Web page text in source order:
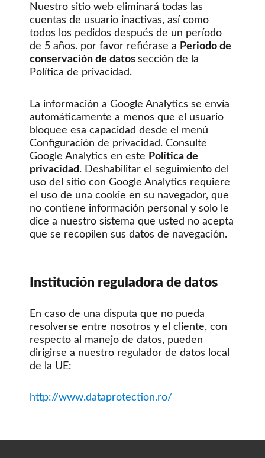
Nuestro sitio web eliminará todas las
cuentas de usuario inactivas, así como
todos los pedidos después de un período
de 5 años. por favor refiérase a Periodo de
conservación de datos sección de la
Política de privacidad.
La información a Google Analytics se envía
automáticamente a menos que el usuario
bloquee esa capacidad desde el menú
Configuración de privacidad. Consulte
Google Analytics en este Política de
privacidad . Deshabilitar el seguimiento del
uso del sitio con Google Analytics requiere
el uso de una cookie en su navegador, que
no contiene información personal y solo le
dice a nuestro sistema que usted no acepta
que se recopilen sus datos de navegación.
Institución reguladora de datos
En caso de una disputa que no pueda
resolverse entre nosotros y el cliente, con
respecto al manejo de datos, pueden
dirigirse a nuestro regulador de datos local
de la UE:
http://www.dataprotection.ro/